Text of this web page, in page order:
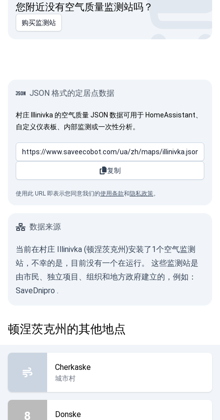
您附近没有空气质量监测站吗？
购买监测站
JSON 格式的定居点数据
村庄 Illinivka 的空气质量 JSON 数据可用于 HomeAssistant、
自定义仪表板、内部监测或一次性分析。
复制
使用此 URL 即表示您同意我们的使用条款和隐私政策。
数据来源
当前在村庄 Illinivka (顿涅茨克州)安装了1个空气监测
站，不幸的是，目前没有一个在运行。 这些监测站是
由市民、独立项目、组织和地方政府建立的，例如：
SaveDnipro .
顿涅茨克州的其他地点
Cherkaske
城市村
8 Donske